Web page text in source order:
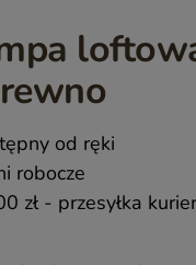
BIURKA DREWNIANE
BIBLIOTECZKI DREWNIANE
MEBLE
od ręki
robocze
zł - przesyłka